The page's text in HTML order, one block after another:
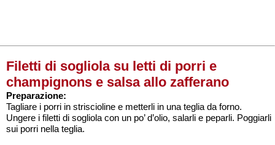
Filetti di sogliola su letti di porri e
champignons e salsa allo zafferano
Preparazione:
Tagliare i porri in striscioline e metterli in una teglia da forno.
Ungere i filetti di sogliola con un po’ d’olio, salarli e peparli. Poggiarli
sui porri nella teglia.